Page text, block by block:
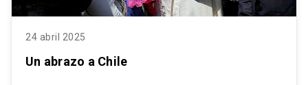
24 abril 2025
Un abrazo a Chile